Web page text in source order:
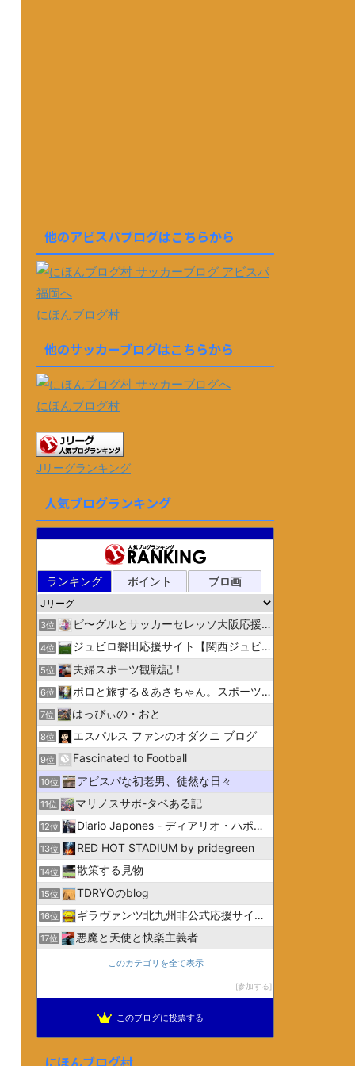
他のアビスパブログはこちらから
にほんブログ村
他のサッカーブログはこちらから
にほんブログ村
Jリーグランキング
人気ブログランキング
ランキング ポイント ブロ画
3位 ビ〜グルとサッカーセレッソ大阪応援日記
4位 ジュビロ磐田応援サイト【関西ジュビリスト】
5位 夫婦スポーツ観戦記！
6位 ポロと旅する＆あさちゃん。スポーツ３
7位 はっぴぃの・おと
8位 エスパルス ファンのオダクニ ブログ
9位 Fascinated to Football
10位 アビスパな初老男、徒然な日々
11位 マリノスサポ-タベある記
12位 Diario Japones - ディアリオ・ハポネス
13位 RED HOT STADIUM by pridegreen
14位 散策する見物
15位 TDRYOのblog
16位 ギラヴァンツ北九州非公式応援サイトGiravanz.net
17位 悪魔と天使と快楽主義者
このカテゴリを全て表示
参加する
このブログに投票する
にほんブログ村